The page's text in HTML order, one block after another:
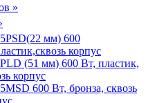
»
мм) 600
корпус
(51 мм) 600 Вт, пластик,
корпус
600 Вт, бронза, сквозь